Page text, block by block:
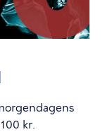
kr.